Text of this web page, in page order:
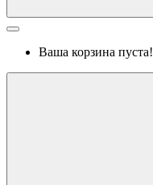
Ваша корзина пуста!